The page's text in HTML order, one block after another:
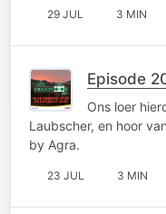
29 JUL 3 MIN
Episode
Ons loer
Laubscher, en hoor
by Agra.
23 JUL 3 MIN